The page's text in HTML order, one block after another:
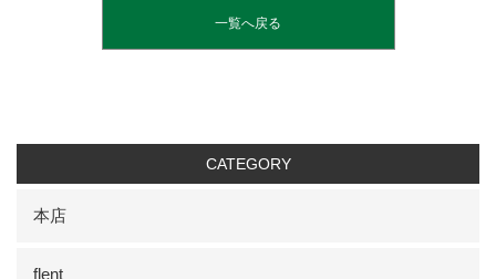
一覧へ戻る
CATEGORY
本店
flent